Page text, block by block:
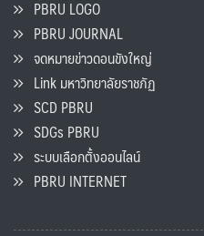
PBRU LOGO
PBRU JOURNAL
จดหมายข่าวดอนขังใหญ่
Link มหาวิทยาลัยราชภัฏ
SCD PBRU
SDGs PBRU
ระบบเลือกตั้งออนไลน์
PBRU INTERNET